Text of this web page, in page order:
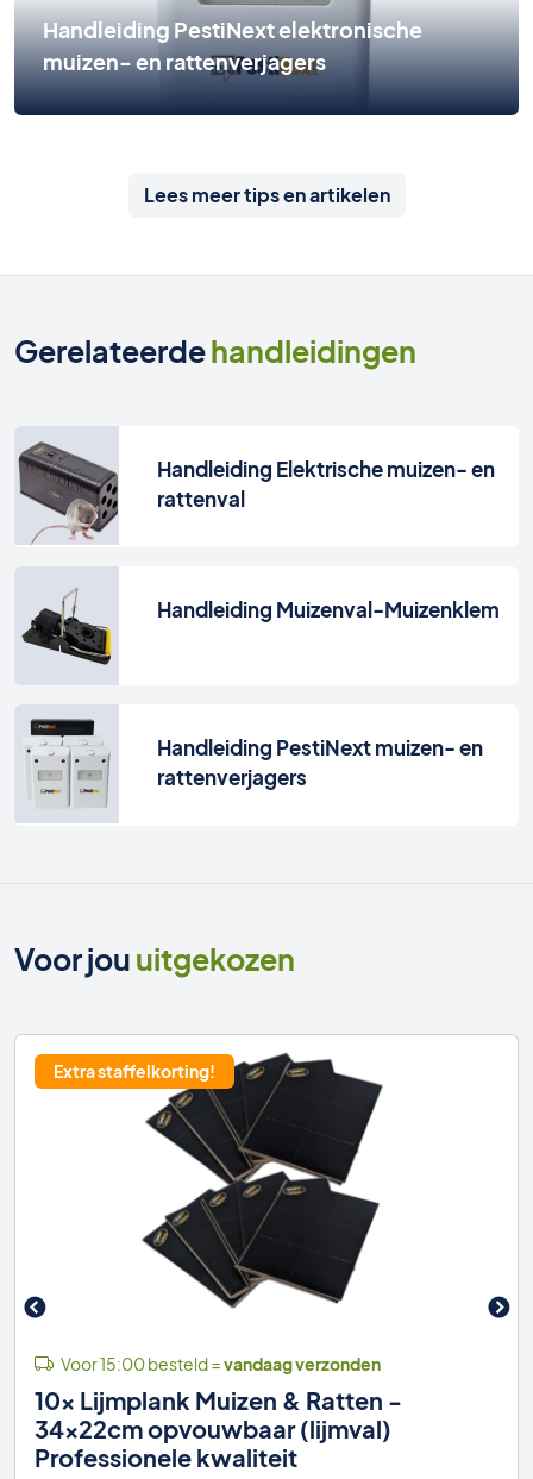
Handleiding PestiNext elektronische
muizen- en rattenverjagers
Lees meer tips en artikelen
Gerelateerdehandleidingen
Handleiding Elektrische muizen- en
rattenval
Handleiding Muizenval-Muizenklem
Handleiding PestiNext muizen- en
rattenverjagers
Voor jouuitgekozen
Extra staffelkorting!
Voor 15:00 besteld =vandaag verzonden
10x Lijmplank Muizen & Ratten -
34x22cm opvouwbaar (lijmval)
Professionele kwaliteit